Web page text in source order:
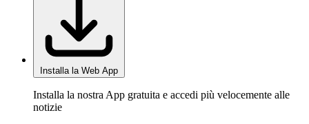
Installa la Web App
Installa la nostra App gratuita e accedi più velocemente alle
notizie